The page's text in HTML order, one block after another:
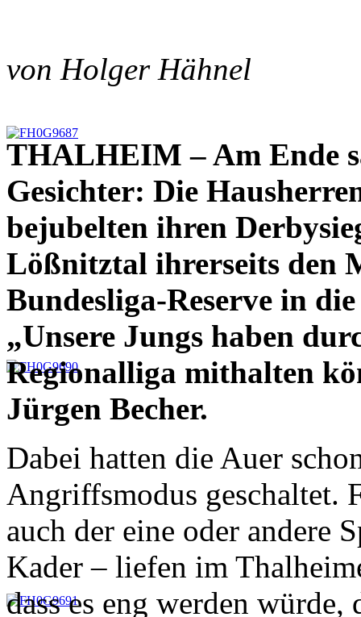
von Holger Hähnel
THALHEIM – Am Ende
Gesichter: Die
bejubelten ihren
Lößnitztal ihrerseits den
Bundesliga-Reserve in
„Unsere Jungs haben
Regionalliga mithalten
Jürgen Becher.
Dabei hatten die Auer
Angriffsmodus geschaltet.
auch der eine oder andere
Kader – liefen im
dass es eng werden